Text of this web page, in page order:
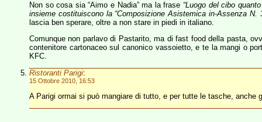
Non so cosa sia “Aimo e Nadia” ma la frase “Luogo del cibo
insieme costituiscono la “Composizione Asistemica in-Assenza N.
lascia ben sperare, oltre a non stare in piedi in italiano.
Comunque non parlavo di Pastarito, ma di fast food della pasta,
contenitore cartonaceo sul canonico vassoietto, e te la mangi o
KFC.
Ristoranti Parigi:
15 Ottobre 2010, 16:53
A Parigi ormai si può mangiare di tutto, e per tutte le tasche, anche